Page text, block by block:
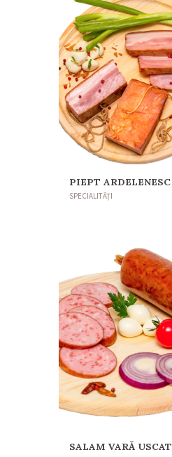
PIEPT ARDELENESC
SPECIALITĂȚI
SALAM VARĂ USCAT